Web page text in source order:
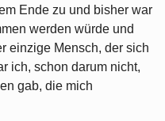
Ende zu und bisher war
werden würde und
einzige Mensch, der sich
ich, schon darum nicht,
gab, die mich